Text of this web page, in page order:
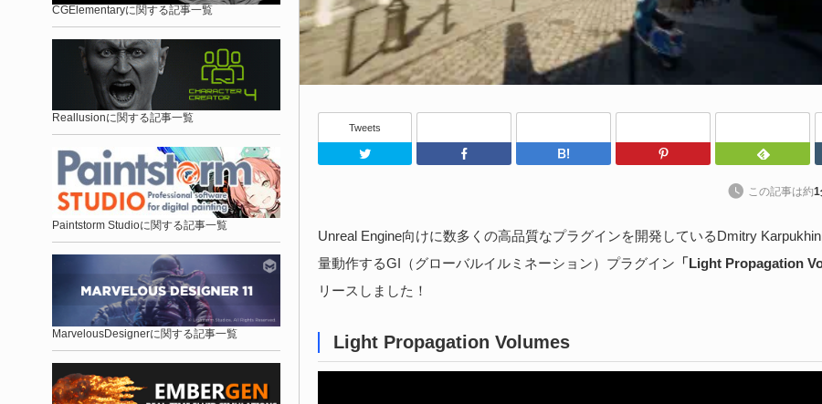
ト
続
な
Tweets
Twitter Facebook はてなブックマークPinterest
この記事は約1
Unreal Engine向けに数多くの高品質なプラグインを開発しているDmitry
量動作するGI（グローバルイルミネーション）プラグイン 「Light Propagation
リースしました！
Light Propagation Volumes
CGElementaryに関する記事一覧
Reallusionに関する記事一覧
Paintstorm Studioに関する記事一覧
MarvelousDesignerに関する記事一覧